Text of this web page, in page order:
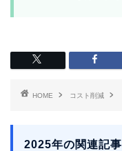
HOME コスト削減
2025年の関連記事